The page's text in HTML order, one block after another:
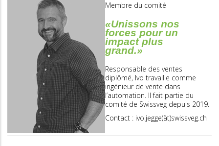
Membre du comité
«Unissons nos
forces pour un
impact plus
grand.»
Responsable des ventes
diplômé, Ivo travaille comme
ingénieur de vente dans
l’automation. Il fait partie du
comité de Swissveg depuis 2019.
Contact : ivo.jegge(ät)swissveg.ch